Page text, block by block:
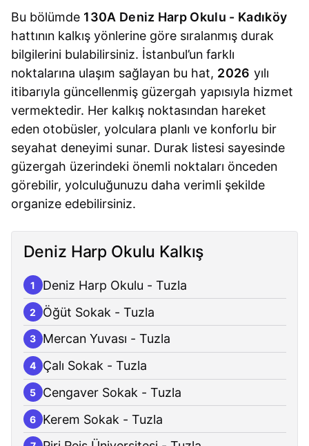
Bu bölümde 130A Deniz Harp Okulu - Kadıköy
hattının kalkış yönlerine göre sıralanmış durak
bilgilerini bulabilirsiniz. İstanbul’un farklı
noktalarına ulaşım sağlayan bu hat, 2026 yılı
itibarıyla güncellenmiş güzergah yapısıyla hizmet
vermektedir. Her kalkış noktasından hareket
eden otobüsler, yolculara planlı ve konforlu bir
seyahat deneyimi sunar. Durak listesi sayesinde
güzergah üzerindeki önemli noktaları önceden
görebilir, yolculuğunuzu daha verimli şekilde
organize edebilirsiniz.
Deniz Harp Okulu Kalkış
1 Deniz Harp Okulu - Tuzla
2 Öğüt Sokak - Tuzla
3 Mercan Yuvası - Tuzla
4 Çalı Sokak - Tuzla
5 Cengaver Sokak - Tuzla
6 Kerem Sokak - Tuzla